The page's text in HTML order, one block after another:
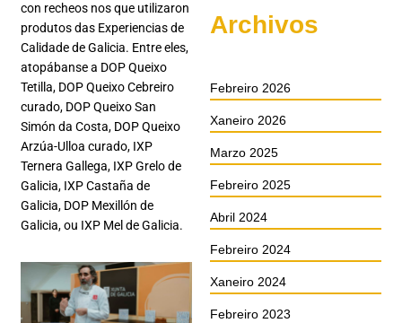
con recheos nos que utilizaron
produtos das Experiencias de
Calidade de Galicia. Entre eles,
atopábanse a DOP Queixo
Tetilla, DOP Queixo Cebreiro
curado, DOP Queixo San
Simón da Costa, DOP Queixo
Arzúa-Ulloa curado, IXP
Ternera Gallega, IXP Grelo de
Galicia, IXP Castaña de
Galicia, DOP Mexillón de
Galicia, ou IXP Mel de Galicia.
Archivos
Febreiro 2026
Xaneiro 2026
Marzo 2025
Febreiro 2025
Abril 2024
Febreiro 2024
Xaneiro 2024
Febreiro 2023